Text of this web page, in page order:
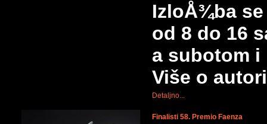
IzloÅ¾ba
od 8 do 16
a subotom i
Više o
Detaljno...
Finalisti 58. Premio Faenza